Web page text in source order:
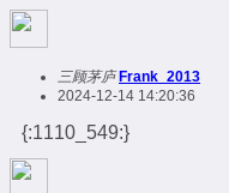
三顾茅庐 Frank_2013
2024-12-14 14:20:36
{:1110_549:}